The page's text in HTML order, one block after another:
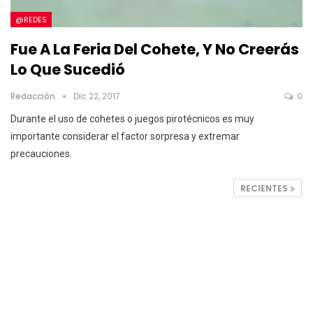
@REDES
Fue A La Feria Del Cohete, Y No Creerás
Lo Que Sucedió
Redacción Dic 22, 2017 0
Durante el uso de cohetes o juegos pirotécnicos es muy
importante considerar el factor sorpresa y extremar
precauciones.
RECIENTES